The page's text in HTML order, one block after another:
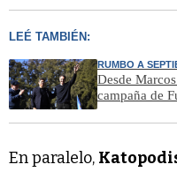
LEÉ TAMBIÉN:
RUMBO A
Desde
campaña de
En paralelo,